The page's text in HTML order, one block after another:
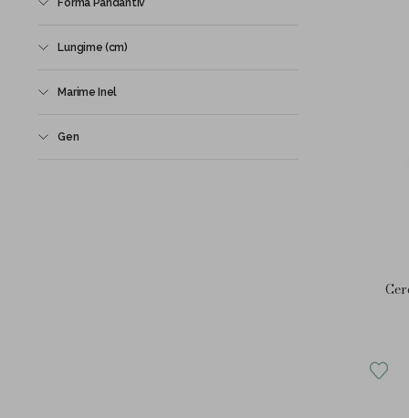
Forma Pandantiv
Lungime (cm)
Marime Inel
Gen